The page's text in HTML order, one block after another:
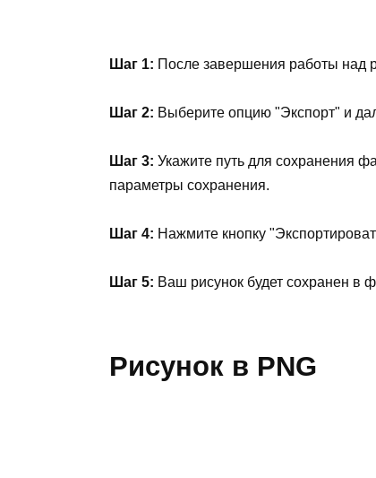
Шаг 1: После завершения работы над
Шаг 2: Выберите опцию "Экспорт" и
Шаг 3: Укажите путь для сохранения
параметры сохранения.
Шаг 4: Нажмите кнопку
Шаг 5: Ваш рисунок будет сохранен в
Рисунок в PNG